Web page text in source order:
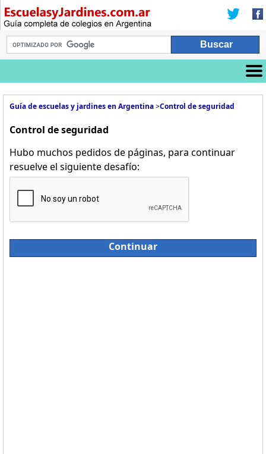
Guía de escuelas y jardines en Argentina>Control de seguridad
Control de seguridad
Hubo muchos pedidos de páginas, para continuar
resuelve el siguiente desafío:
Continuar